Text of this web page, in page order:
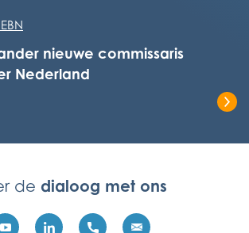
bericht
nieuwe commissaris
Nederland
de dialoog met ons